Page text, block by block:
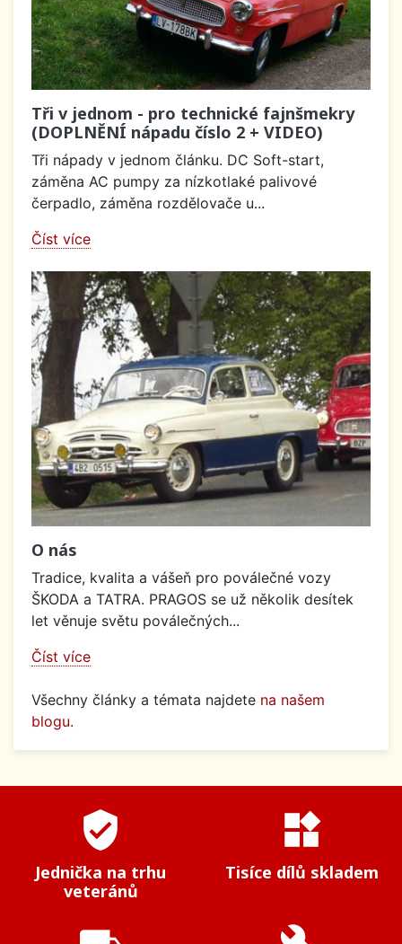
Tři v jednom - pro technické fajnšmekry
(DOPLNĚNÍ nápadu číslo 2 + VIDEO)
Tři nápady v jednom článku. DC Soft-start,
záměna AC pumpy za nízkotlaké palivové
čerpadlo, záměna rozdělovače u...
Číst více
O nás
Tradice, kvalita a vášeň pro poválečné vozy
ŠKODA a TATRA. PRAGOS se už několik desítek
let věnuje světu poválečných...
Číst více
Všechny články a témata najdete na našem
blogu.
verified_user
Jednička na trhu
veteránů
widgets
Tisíce dílů skladem